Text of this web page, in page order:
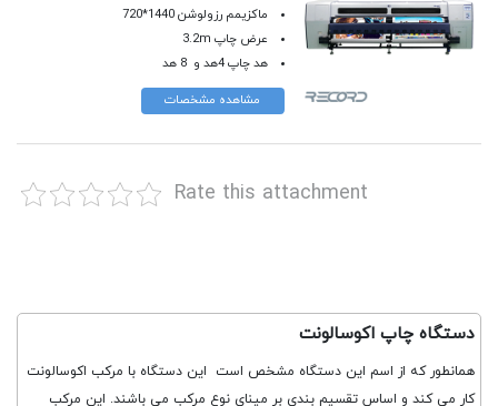
ماکزیمم رزولوشن 1440*720
عرض چاپ 3.2m
هد چاپ 4هد و 8 هد
مشاهده مشخصات
Rate this attachment
دستگاه چاپ اکوسالونت
همانطور که از اسم این دستگاه مشخص است این دستگاه با مرکب اکوسالونت
کار می کند و اساس تقسیم بندی بر مینای نوع مرکب می باشند. این مرکب